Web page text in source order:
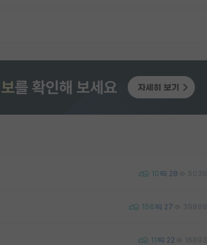
10 28 5039
156 27 39898
11 22 16893